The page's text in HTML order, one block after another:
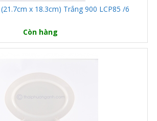
x 18.3cm) Trắng 900 LCP85 /6
Còn hàng